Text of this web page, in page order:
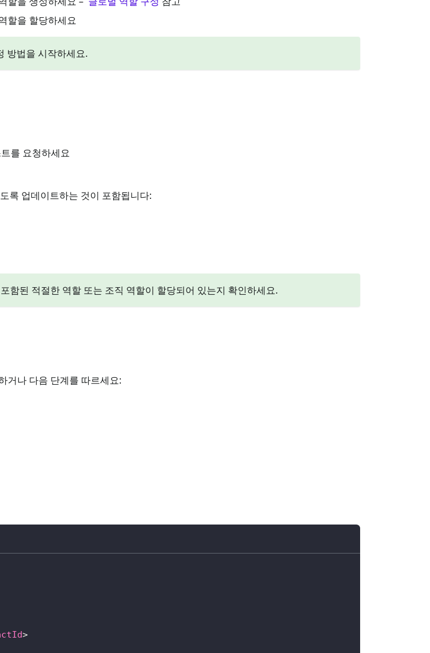
할을 할당하세요
방법을 시작하세요.
를 요청하세요
록 업데이트하는 것이 포함됩니다:
함된 적절한 역할 또는 조직 역할이 할당되어 있는지 확인하세요.
나 다음 단계를 따르세요:
>